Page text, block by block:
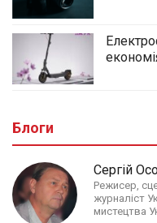
Блоги
Сергій
Режисер,
журналіст
мистецтва